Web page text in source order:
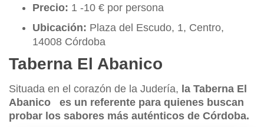
Precio: 1 -10 € por persona
Ubicación: Plaza del Escudo, 1, Centro,
14008 Córdoba
Taberna El Abanico
Situada en el corazón de la Judería, la Taberna El
Abanico
es un referente para quienes buscan
probar los sabores más auténticos de Córdoba.